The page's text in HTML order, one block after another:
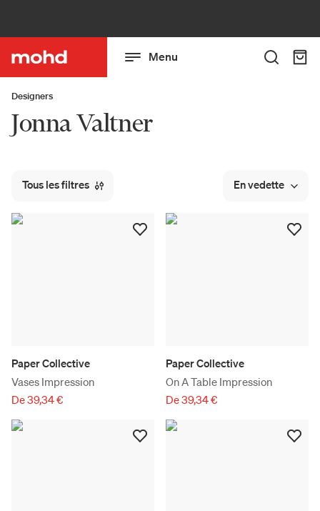
Menu
Designers
Jonna Valtner
Tous les filtres En vedette
Paper Collective
Vases Impression
De 39,34 €
Paper Collective
On A Table Impression
De 39,34 €